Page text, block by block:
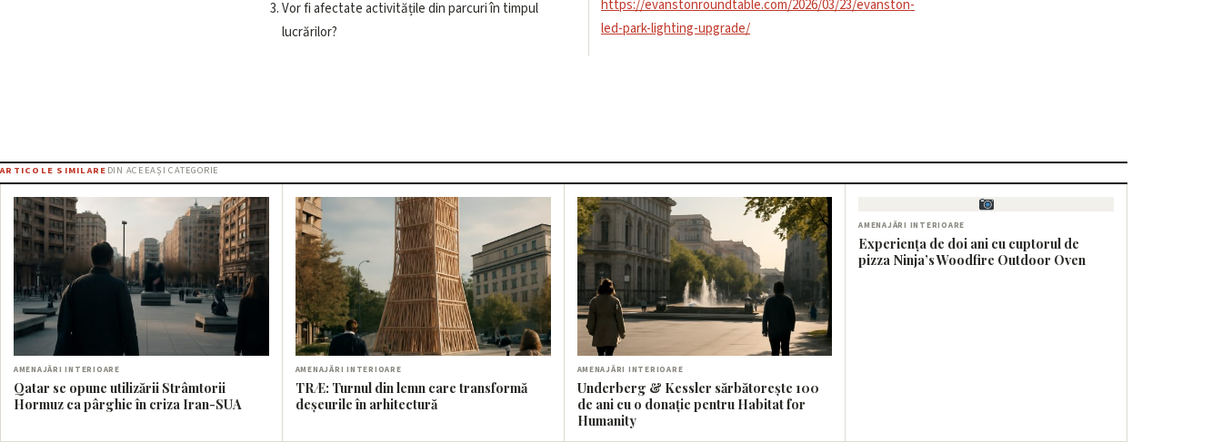
Vor fi afectate activitățile din parcuri în timpul
lucrărilor?
https://evanstonroundtable.com/2026/03/23/evanston-
led-park-lighting-upgrade/
ARTICOLE SIMILARE DIN ACEEAȘI CATEGORIE
AMENAJĂRI INTERIOARE
Qatar se opune utilizării Strâmtorii
Hormuz ca pârghie în criza Iran-SUA
AMENAJĂRI INTERIOARE
TRÆ: Turnul din lemn care transformă
deșeurile în arhitectură
AMENAJĂRI INTERIOARE
Underberg & Kessler sărbătorește 100
de ani cu o donație pentru Habitat for
Humanity
AMENAJĂRI INTERIOARE
Experiența de doi ani cu cuptorul de
pizza Ninja’s Woodfire Outdoor Oven